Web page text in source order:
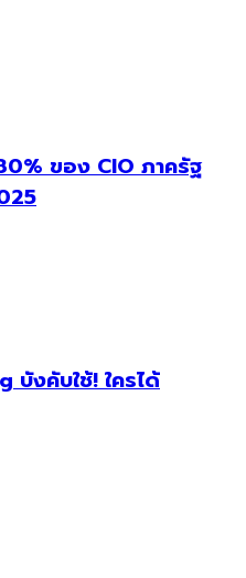
ของ CIO ภาครัฐ
บังคับใช้! ใครได้